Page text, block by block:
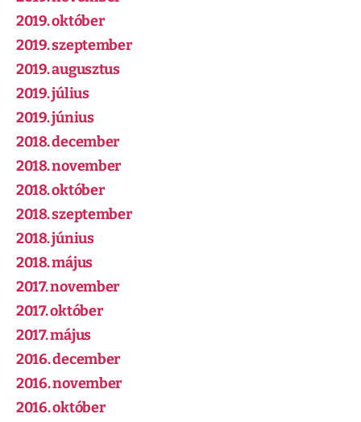
2019. október
2019. szeptember
2019. augusztus
2019. július
2019. június
2018. december
2018. november
2018. október
2018. szeptember
2018. június
2018. május
2017. november
2017. október
2017. május
2016. december
2016. november
2016. október